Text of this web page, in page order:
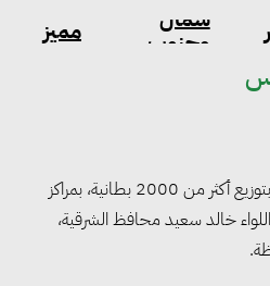
شمال
وجنوب مميز
بدأت وزارة التضامن الاجتماعي بتوزيع أكثر من 2000 بطانية، بمراكز
خالد سعيد محافظ الشرقية،